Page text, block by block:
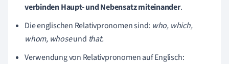
verbinden Haupt- und Nebensatz miteinander.
Die englischen Relativpronomen sind: who, which,
whom, whoseund that.
Verwendung von Relativpronomen auf Englisch: